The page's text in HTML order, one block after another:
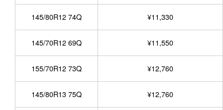
145/80R12 74Q ¥11,330
145/70R12 69Q ¥11,550
155/70R12 73Q ¥12,760
145/80R13 75Q ¥12,760